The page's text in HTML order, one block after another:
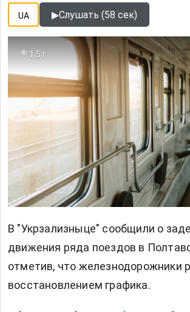
UA ▶Слушать (58 сек)
1.5т
В "Укрзализныце" сообщили о
движения ряда поездов в
отметив, что железнодорожники
восстановлением графика.